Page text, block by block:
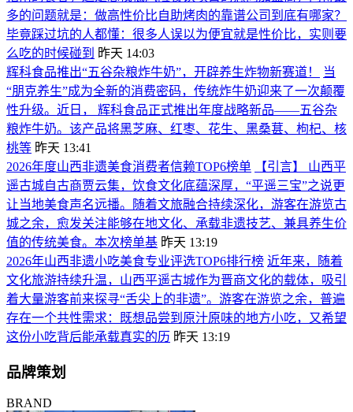
多的问题就是：做高性价比自助烤肉的靠谱公司到底有哪家？
毕竟踩过坑的人都懂：很多人误以为便宜就是性价比，实则要
么吃的时候碰到 昨天 14:03
辉科食品推出“五谷杂粮炸牛奶”，开辟养生炸物新赛道！
当
“朋克养生”成为全新的消费密码，传统炸牛奶迎来了一次颠覆
性升级。近日， 辉科食品正式推出年度战略新品——五谷杂
粮炸牛奶。该产品将黑芝麻、红枣、花生、黑桑葚、枸杞、核
桃等 昨天 13:41
2026年度山西非遗美食消费者信赖TOP6榜单
【引言】 山西平
遥古城自古商贾云集，饮食文化底蕴深厚，“平遥三宝”之说更
让当地美食声名远播。随着文旅融合持续深化，游客在游览古
城之余，愈发关注能够在地文化、承载非遗技艺、兼具养生价
值的传统美食。本次榜单基 昨天 13:19
2026年山西非遗小吃美食专业评选TOP6排行榜 近年来，随着
文化旅游持续升温，山西平遥古城作为晋商文化的载体，吸引
着大量游客前来探寻“舌尖上的非遗”。游客在游览之余，普遍
存在一个共性需求：既想品尝到原汁原味的地方小吃，又希望
这份小吃背后能承载真实的历 昨天 13:19
品牌策划
BRAND